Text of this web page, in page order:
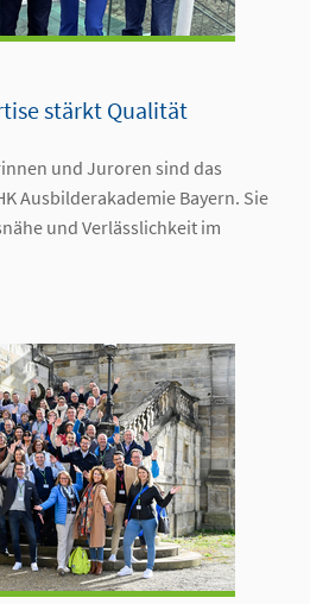
stärkt Qualität
und Juroren sind das
Ausbilderakademie Bayern. Sie
und Verlässlichkeit im